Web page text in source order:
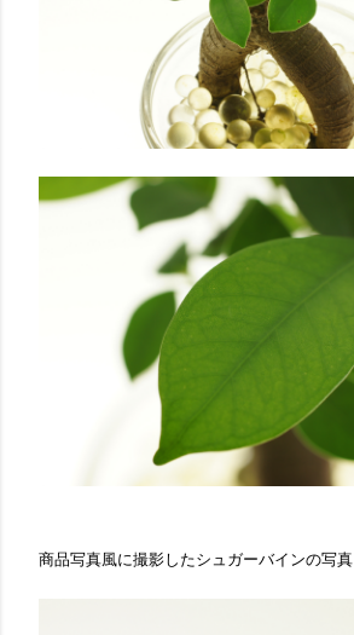
商品写真風に撮影したシュガーバインの写真